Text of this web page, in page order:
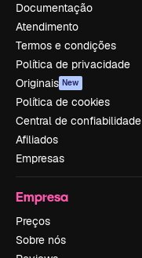
Documentação
Atendimento
Termos e condições
Política de privacidade
Originais New
Política de cookies
Central de confiabilidade
Afiliados
Empresas
Empresa
Preços
Sobre nós